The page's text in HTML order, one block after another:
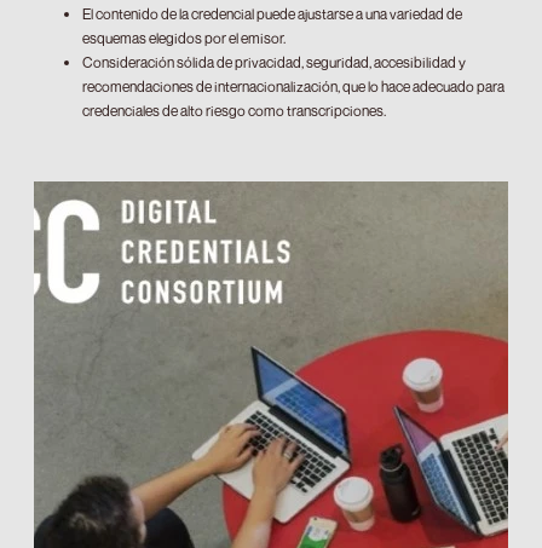
El contenido de la credencial puede ajustarse a una variedad de
esquemas elegidos por el emisor.
Consideración sólida de privacidad, seguridad, accesibilidad y
recomendaciones de internacionalización, que lo hace adecuado para
credenciales de alto riesgo como transcripciones.